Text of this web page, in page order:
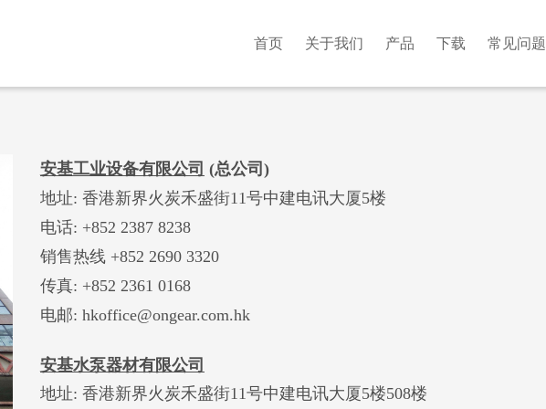
首页 关于我们 产品 下载 常见问题
安基工业设备有限公司 (总公司 )
地址: 香港新界火炭禾盛街11号中建电讯大厦5楼
电话: +852 2387 8238
销售热线 +852 2690 3320
传真: +852 2361 0168
电邮: hkoffice@ongear.com.hk
安基水泵器材有限公司
地址: 香港新界火炭禾盛街11号中建电讯大厦5楼508楼